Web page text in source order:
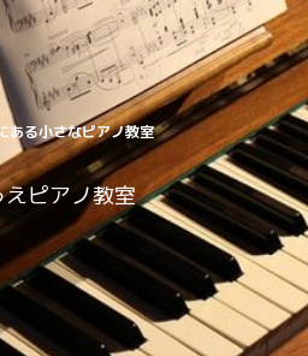
ある小さなピアノ教室
ピアノ教室